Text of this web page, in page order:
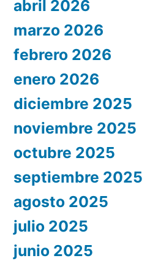
abril 2026
marzo 2026
febrero 2026
enero 2026
diciembre 2025
noviembre 2025
octubre 2025
septiembre 2025
agosto 2025
julio 2025
junio 2025